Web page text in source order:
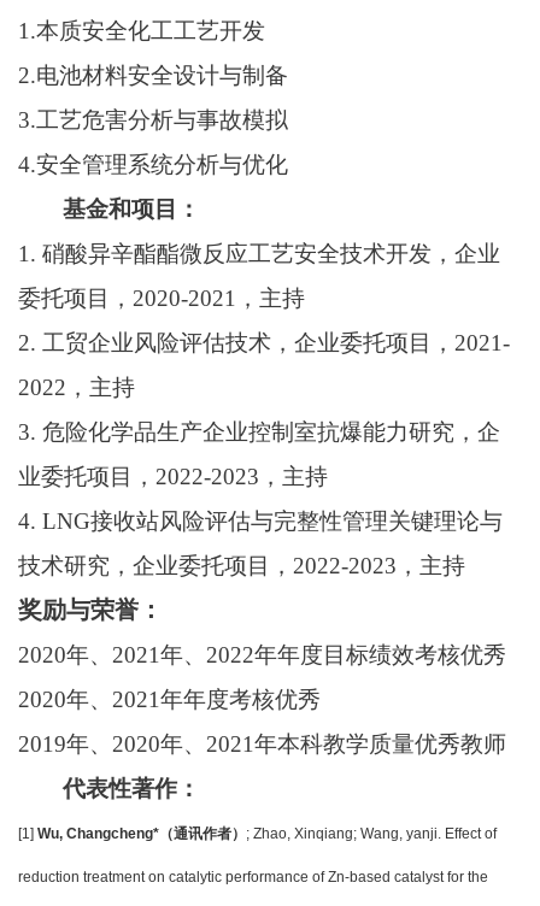
1.本质安全化工工艺开发
2.电池材料安全设计与制备
3.工艺危害分析与事故模拟
4.安全管理系统分析与优化
基金和项目：
1. 硝酸异辛酯酯微反应工艺安全技术开发，企业
委托项目，2020-2021，主持
2. 工贸企业风险评估技术，企业委托项目，2021-
2022，主持
3. 危险化学品生产企业控制室抗爆能力研究，企
业委托项目，2022-2023，主持
4. LNG接收站风险评估与完整性管理关键理论与
技术研究，企业委托项目，2022-2023，主持
奖励与荣誉：
2020年、2021年、2022年年度目标绩效考核优秀
2020年、2021年年度考核优秀
2019年、2020年、2021年本科教学质量优秀教师
代表性著作：
[1] Wu, Changcheng* （通讯作者） ; Zhao, Xinqiang; Wang, yanji. Effect of
reduction treatment on catalytic performance of Zn-based catalyst for the